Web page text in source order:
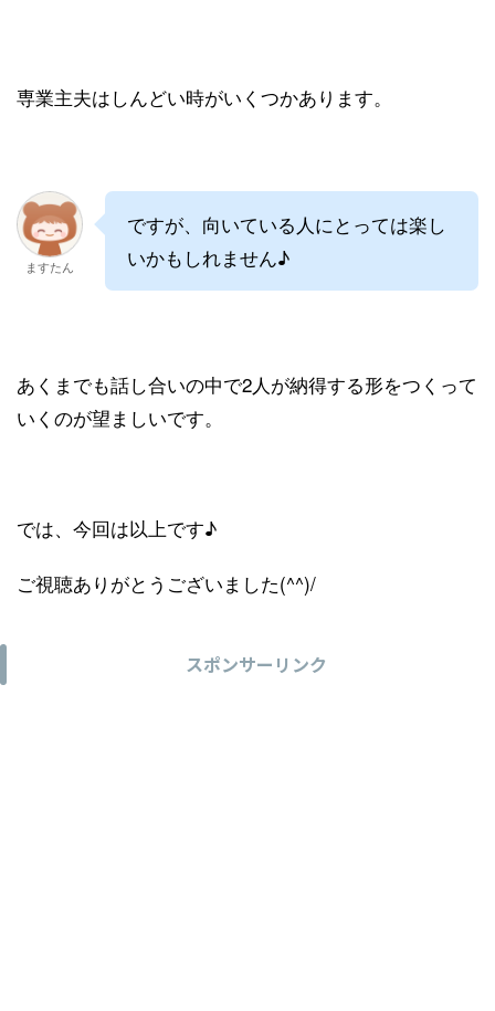
専業主夫はしんどい時がいくつかあります。
ますたん
ですが、向いている人にとっては楽し
いかもしれません♪
あくまでも話し合いの中で2人が納得する形をつくって
いくのが望ましいです。
では、今回は以上です♪
ご視聴ありがとうございました(^^)/
スポンサーリンク